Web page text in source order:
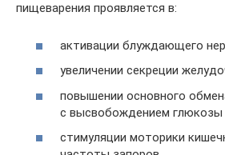
пищеварения проявляется в:
активации блуждающего
увеличении секреции
повышении основного
с высвобождением глюкозы
стимуляции моторики